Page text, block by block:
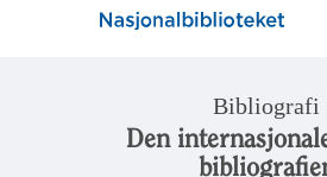
Bibliografi
Den